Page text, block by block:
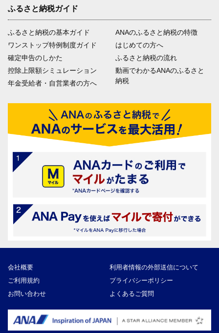
ふるさと納税ガイド
ふるさと納税の基本ガイド
ワンストップ特例制度ガイド
確定申告のしかた
控除上限額シミュレーション
年金受給者・自営業者の方へ
ANAのふるさと納税の特徴
はじめての方へ
ふるさと納税の流れ
動画でわかるANAのふるさと
納税
会社概要
利用者情報の外部送信について
ご利用規約
プライバシーポリシー
お問い合わせ
よくあるご質問